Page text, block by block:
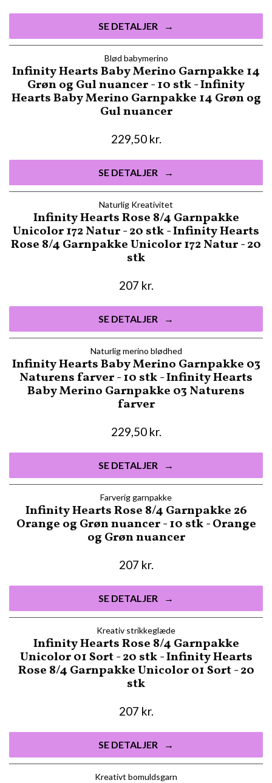
SE DETALJER
Blød babymerino
Infinity Hearts Baby Merino Garnpakke 14
Grøn og Gul nuancer - 10 stk - Infinity
Hearts Baby Merino Garnpakke 14 Grøn og
Gul nuancer
229,50 kr.
SE DETALJER
Naturlig Kreativitet
Infinity Hearts Rose 8/4 Garnpakke
Unicolor 172 Natur - 20 stk - Infinity Hearts
Rose 8/4 Garnpakke Unicolor 172 Natur - 20
stk
207 kr.
SE DETALJER
Naturlig merino blødhed
Infinity Hearts Baby Merino Garnpakke 03
Naturens farver - 10 stk - Infinity Hearts
Baby Merino Garnpakke 03 Naturens
farver
229,50 kr.
SE DETALJER
Farverig garnpakke
Infinity Hearts Rose 8/4 Garnpakke 26
Orange og Grøn nuancer - 10 stk - Orange
og Grøn nuancer
207 kr.
SE DETALJER
Kreativ strikkeglæde
Infinity Hearts Rose 8/4 Garnpakke
Unicolor 01 Sort - 20 stk - Infinity Hearts
Rose 8/4 Garnpakke Unicolor 01 Sort - 20
stk
207 kr.
SE DETALJER
Kreativt bomuldsgarn